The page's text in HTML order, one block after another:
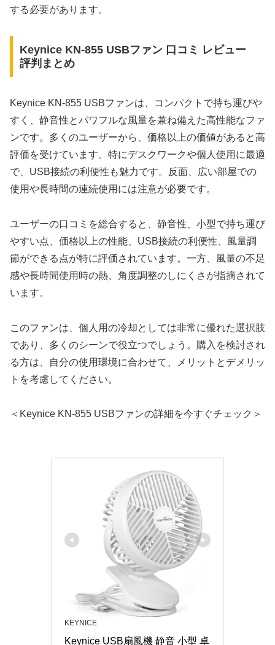
する必要があります。
Keynice KN-855 USBファン 口コミ レビュー
評判まとめ
Keynice KN-855 USBファンは、コンパクトで持ち運びや
すく、静音性とパワフルな風量を兼ね備えた高性能なファ
ンです。多くのユーザーから、価格以上の価値があると高
評価を受けています。特にデスクワークや個人使用に最適
で、USB接続の利便性も魅力です。反面、広い部屋での
使用や長時間の連続使用には注意が必要です。
ユーザーの口コミを総合すると、静音性、小型で持ち運び
やすい点、価格以上の性能、USB接続の利便性、風量調
節ができる点が特に評価されています。一方、風量の不足
感や長時間使用時の熱、角度調整のしにくさが指摘されて
います。
このファンは、個人用の冷却としては非常に優れた選択肢
であり、多くのシーンで役立つでしょう。購入を検討され
る方は、自分の使用環境に合わせて、メリットとデメリッ
トを考慮してください。
＜Keynice KN-855 USBファンの詳細を今すぐチェック＞
KEYNICE
Keynice USB扇風機 静音 小型 卓